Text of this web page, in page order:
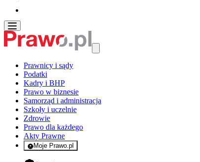
Prawnicy i sądy
Podatki
Kadry i BHP
Prawo w biznesie
Samorząd i administracja
Szkoły i uczelnie
Zdrowie
Prawo dla każdego
Akty Prawne
Moje Prawo.pl
- rejestracja i logowanie do serwisu